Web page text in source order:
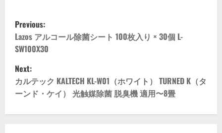
P
o
s
t
Previous:
Lazos アルコール除菌シート 100枚入り × 30個 L-
SW100X30
Next:
カルテック KALTECH KL-W01（ホワイト） TURNED K（タ
ーンド・ケイ） 光触媒除菌 脱臭機 適用〜8畳